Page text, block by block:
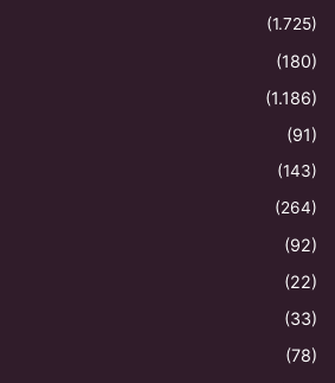
(1.725)
(180)
(1.186)
(91)
(143)
(264)
(92)
(22)
(33)
(78)